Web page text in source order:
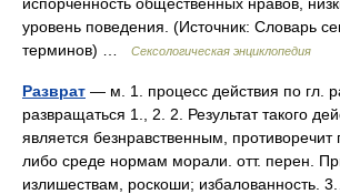
уровень поведения. (Источник: Словарь
терминов) …
Сексологическая энциклопедия
Разврат — м. 1. процесс действия по гл.
развращаться 1., 2. 2. Результат такого
является безнравственным, противоречит
либо среде нормам морали. отт. перен.
излишествам, роскоши;